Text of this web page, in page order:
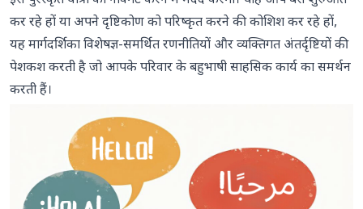
भाषा विकास में महत्वपूर्ण अवधि
द्विभाषी बच्चों को बढ़ाने की रणनीतियाँ (उम्र 0-12)
शिशु और छोटे बच्चे (0-3 वर्ष)
प्रीस्कूलर (3-5 वर्ष)
स्कूल-आयु के बच्चे (6-12 वर्ष)
इमर्सिव लर्निंग तकनीकें
सामान्य चुनौतियों पर काबू पाना
कर रहे हों या अपने दृष्टिकोण को परिष्कृत करने की कोशिश कर रहे हों,
यह मार्गदर्शिका विशेषज्ञ-समर्थित रणनीतियों और व्यक्तिगत अंतर्दृष्टियों की
पेशकश करती है जो आपके परिवार के बहुभाषी साहसिक कार्य का समर्थन
करती हैं।